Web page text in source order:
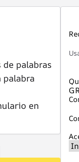
palabras
palabra
en